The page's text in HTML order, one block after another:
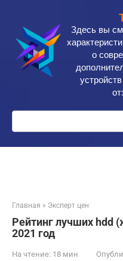
контенту
Здесь вы
о
Поиск:
Главная » Эксперт цен
Рейтинг лучших hdd
2021 год
На чтение: 18 мин